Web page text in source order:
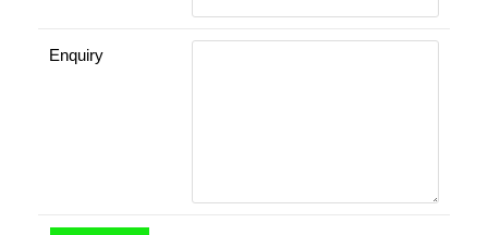
Enquiry